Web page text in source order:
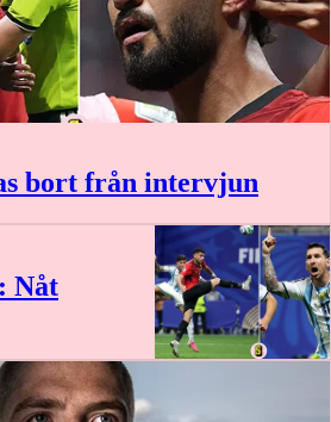
bort från intervjun
Nåt